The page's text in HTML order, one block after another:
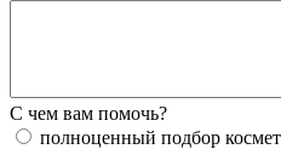
С чем вам помочь?
полноценный подбор